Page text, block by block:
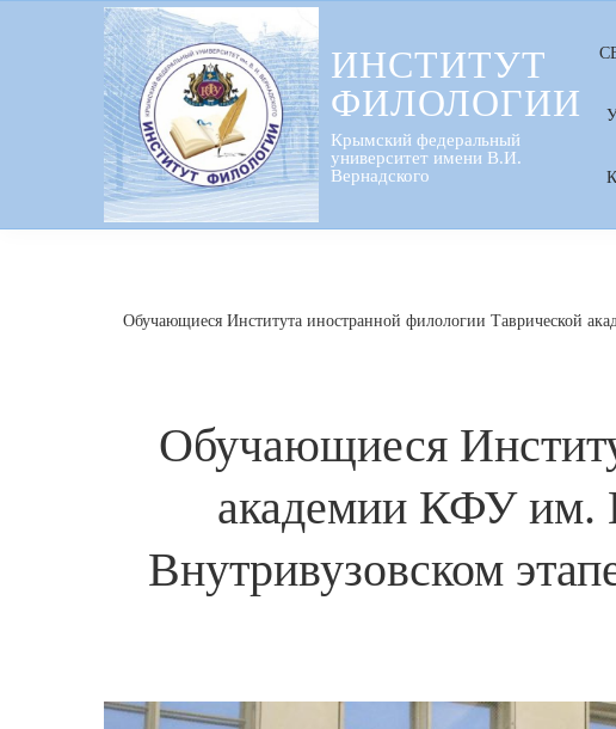
ИНСТИТУТ
ФИЛОЛОГИИ
Крымский федеральный
университет имени В.И.
Вернадского
Обучающиеся Института иностранной филологии Таврической
Обучающиеся
академии КФУ им.
Внутривузовском